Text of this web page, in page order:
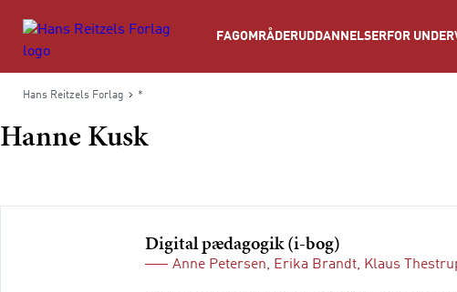
FAGOMRÅDERUDDANNELSER FOR
Hans Reitzels Forlag *
Hanne Kusk
Digital pædagogik (i-bog)
Anne Petersen, Erika Brandt, Klaus